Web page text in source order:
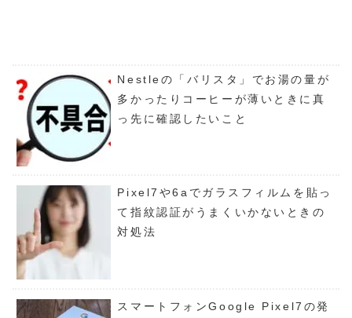
Nestleの「バリスタ」でお湯の量が
多かったりコーヒーが薄いときに真
っ先に確認したいこと
Pixel7や6aでガラスフィルムを貼っ
て指紋認証がうまくいかないときの
対処法
スマートフォンGoogle Pixel7の発